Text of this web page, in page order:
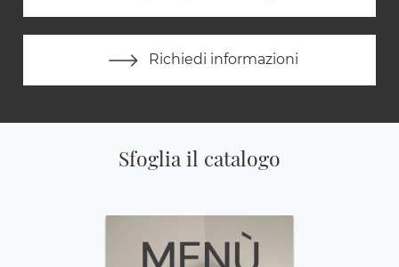
Richiedi informazioni
Sfoglia il catalogo